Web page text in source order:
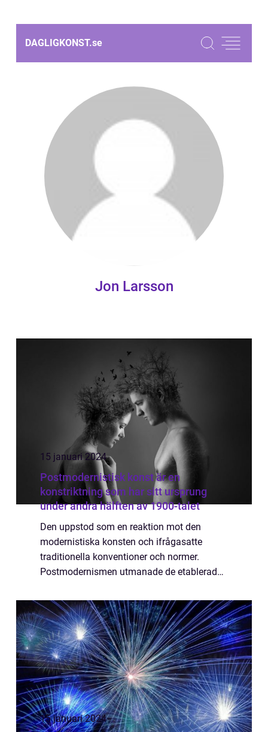
DAGLIGKONST.se
Jon Larsson
15 januari 2024
Postmodernistisk konst är en
konstriktning som har sitt ursprung
under andra hälften av 1900-talet
Den uppstod som en reaktion mot den
modernistiska konsten och ifrågasatte
traditionella konventioner och normer.
Postmodernismen utmanade de etablerade
att bryta ner gränserna mellan konst och
vardagligt liv...
15 januari 2024